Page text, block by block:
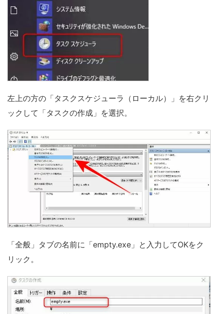
左上の方の「タスクスケジューラ（ローカル）」を右クリ
ックして「タスクの作成」を選択。
「全般」タブの名前に「empty.exe」と入力してOKをク
リック。